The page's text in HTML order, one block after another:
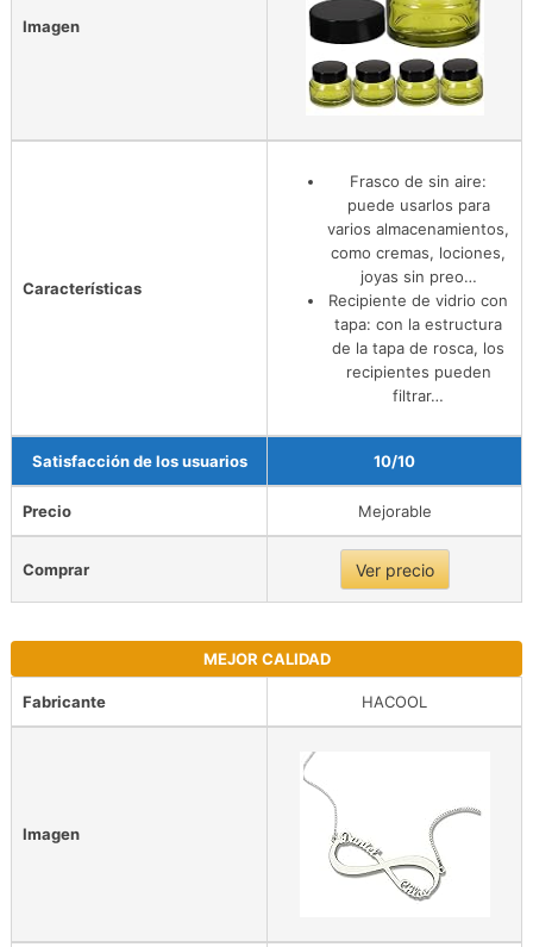
Imagen
Características
Frasco de sin aire:
puede usarlos para
varios almacenamientos,
como cremas, lociones,
joyas sin preo…
Recipiente de vidrio con
tapa: con la estructura
de la tapa de rosca, los
recipientes pueden
filtrar…
Satisfacción de los usuarios 10/10
Precio Mejorable
Comprar Ver precio
MEJOR CALIDAD
Fabricante HACOOL
Imagen